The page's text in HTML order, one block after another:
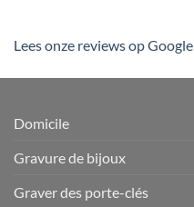
Lees onze reviews op Google
Domicile
Gravure de bijoux
Graver des porte-clés